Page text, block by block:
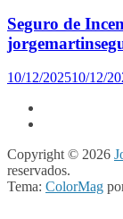
Seguro de
10/12/202510/12/
Copyright © 2026
reservados.
Tema: ColorMag